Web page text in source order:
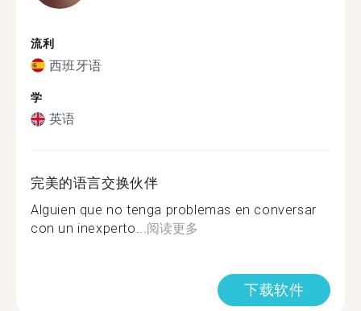
流利
西班牙语
学
英语
完美的语言交换伙伴
Alguien que no tenga problemas en conversar
con un inexperto...阅读更多
下载软件